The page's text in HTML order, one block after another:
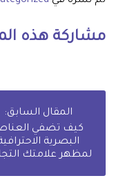
مشاركة هذه
المقال السابق:
كيف تضفي
البصرية
لمظهر علامتك